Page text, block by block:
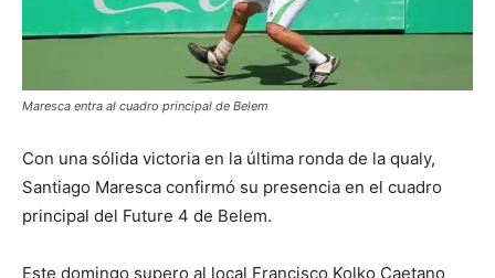
Maresca entra al cuadro principal de Belem
Con una sólida victoria en la última ronda de la qualy,
Santiago Maresca confirmó su presencia en el cuadro
principal del Future 4 de Belem.
Este domingo supero al local Francisco Kolko Caetano